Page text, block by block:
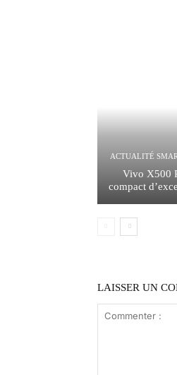
ACTUALITÉ
Vivo X500
compact
LAISSER UN